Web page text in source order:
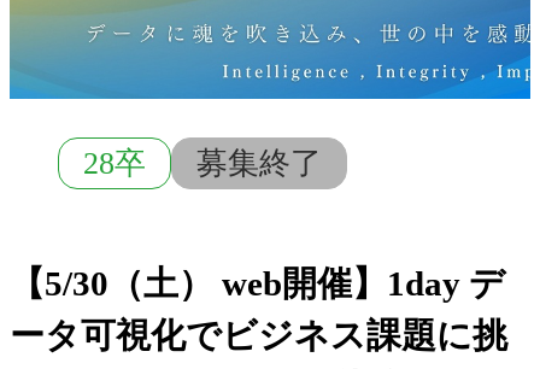
28卒 募集終了
【5/30（土） web開催】1day デ
ータ可視化でビジネス課題に挑